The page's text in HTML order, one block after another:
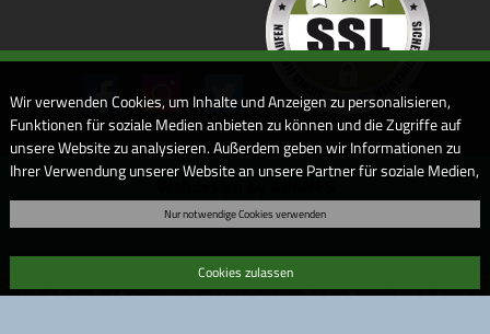
Webdesign by ARANES
Wir verwenden Cookies, um Inhalte und Anzeigen zu personalisieren,
Funktionen für soziale Medien anbieten zu können und die Zugriffe auf
unsere Website zu analysieren. Außerdem geben wir Informationen zu
Ihrer Verwendung unserer Website an unsere Partner für soziale Medien,
Informationen möglicherweise mit weiteren Daten zusammen, die Sie
Dienste gesammelt haben. Sofern Sie uns Ihre Einwilligung geben,
können Sie diese jederzeit in der Datenschutzerklärung wieder
Nur notwendige Cookies verwenden
Cookies zulassen